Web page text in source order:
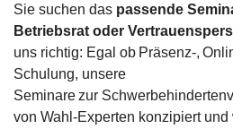
Sie suchen das passende
Betriebsrat oder
uns richtig: Egal ob Präsenz-,
Schulung, unsere
Seminare zur
von Wahl-Experten konzipiert